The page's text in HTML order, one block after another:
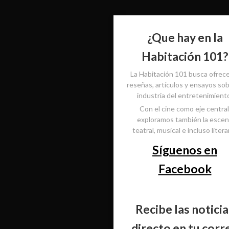
¿Que hay en la
Habitación 101?
La Habitación 101 busca
reseñas, artículos y ensayos
industria del
Con el cine como eje
exploramos también la
teatral, musical e incluso
Síguenos en
Facebook
Recibe las